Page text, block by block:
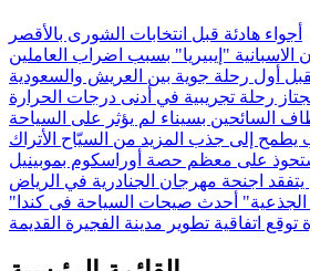
أجواء هادئة قبل انتخابات الشورى بالأقصر
أول رحلة جوية بين العريش والسعودية
رحلة تجريبية في أدنى درجات الحرارة
السائحين بسيناء لم يؤثر على السياحة
يطمح إلى جذب المزيد من السيّاح الأتراك
على معظم حصة أوراسكوم بموبينيل
اجنحة مهرجان الجنادرية في الرياض
الجذعية" أحدث صيحات السياحة فى كندا
توقع اتفاقية تطوير مدينة الفجيرة القديمة